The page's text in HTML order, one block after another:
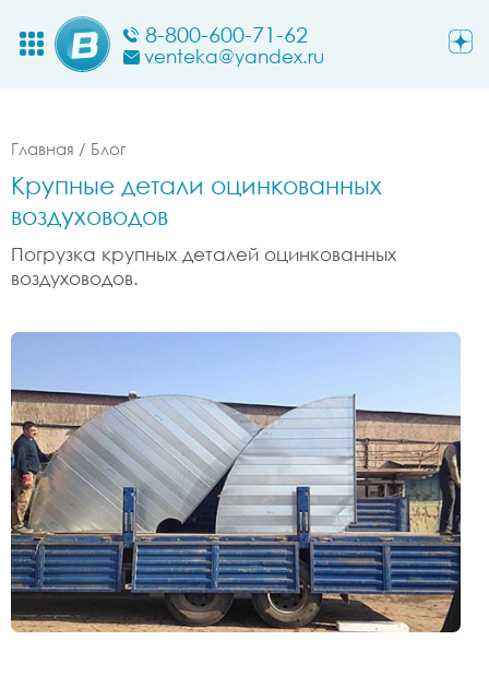
8-800-600-71-62
venteka@yandex.ru
Главная / Блог
Крупные детали оцинкованных
воздуховодов
Погрузка крупных деталей оцинкованных
воздуховодов.